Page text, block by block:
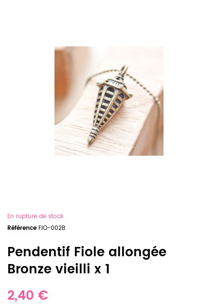
En rupture de stock
Référence FIO-002B
Pendentif Fiole allongée
Bronze vieilli x 1
2,40 €